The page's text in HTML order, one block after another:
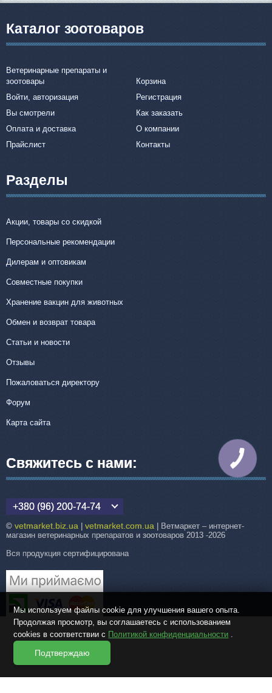
Каталог зоотоваров
Ветеринарные препараты и
зоотовары
Корзина
Войти, авторизация
Регистрация
Вы смотрели
Как заказать
Оплата и доставка
О компании
Прайслист
Контакты
Разделы
Акции, товары со скидкой
Персональные рекомендации
Дилерам и оптовикам
Совместные покупки
Хранение вакцин для животных
Обмен и возврат товара
Статьи и новости
Отзывы
Пожаловаться директору
Форум
Карта сайта
Свяжитесь с нами:
+380 (96) 200-74-74
© vetmarket.biz.ua vetmarket.com.ua | Ветмаркет – интернет-
магазин ветеринарных препаратов и зоотоваров 2013 -2026
Вся продукция сертифицирована
Мы используем файлы cookie для улучшения вашего опыта.
Продолжая просмотр, вы соглашаетесь с использованием
cookies в соответствии с Политикой конфиденциальности .
Подтверждаю
КНОПКА
СВЯЗИ